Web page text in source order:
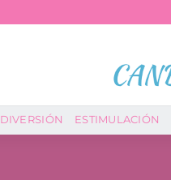
DIVERSIÓN ESTIMULACIÓN